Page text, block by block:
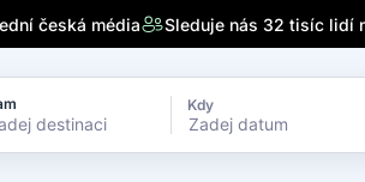
česká média Sleduje nás 32 tisíc lidí
Kdy
Zadej datum